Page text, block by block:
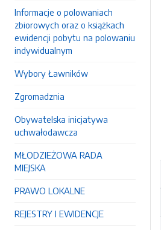
Informacje o polowaniach
zbiorowych oraz o książkach
ewidencji pobytu na polowaniu
indywidualnym
Wybory Ławników
Zgromadznia
Obywatelska inicjatywa
uchwałodawcza
MŁODZIEŻOWA RADA
MIEJSKA
PRAWO LOKALNE
REJESTRY I EWIDENCJE